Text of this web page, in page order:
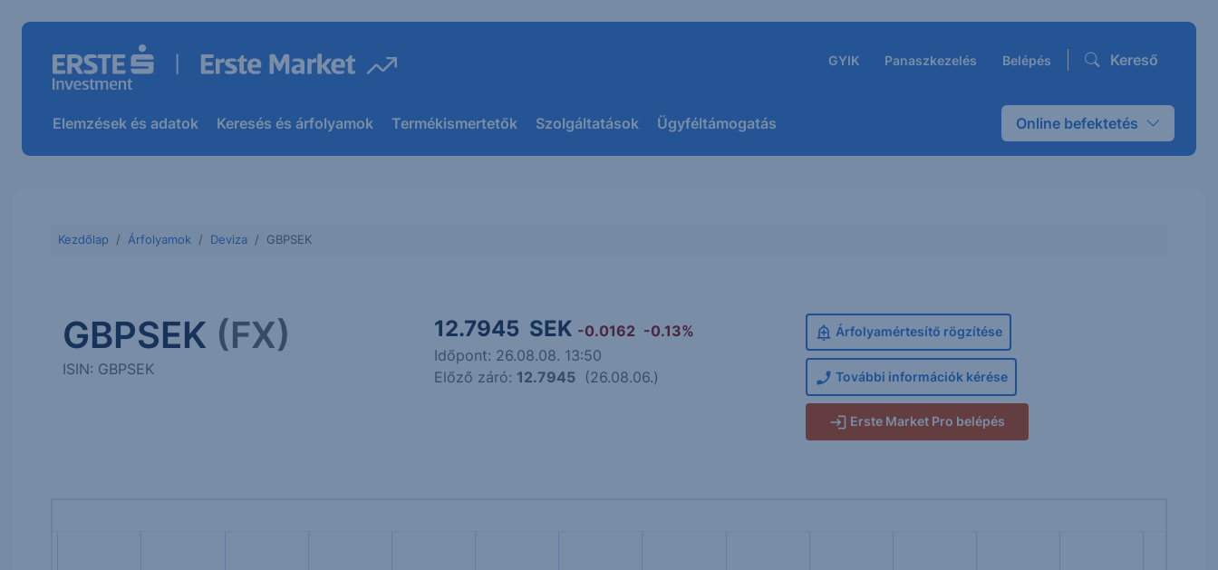
GYIK Panaszkezelés Belépés Kereső
Elemzések és adatok Keresés és árfolyamok Termékismertetők Szolgáltatások Ügyféltámogatás Online befektetés
Kezdőlap Árfolyamok Deviza GBPSEK
GBPSEK (FX)
ISIN: GBPSEK
12.7945 SEK -0.0162 -0.13%
Időpont: 26.08.08. 13:50
Előző záró: 12.7945 (26.08.06.)
Árfolyamértesítő rögzítése
További információk kérése
Erste Market Pro belépés